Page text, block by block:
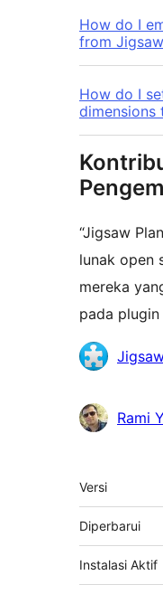
How do I
from
How do I
dimensions
“Jigsaw
lunak open
mereka
pada plugin
Kontributor
Rami
Meta
Versi
Diperbarui
Instalasi Aktif